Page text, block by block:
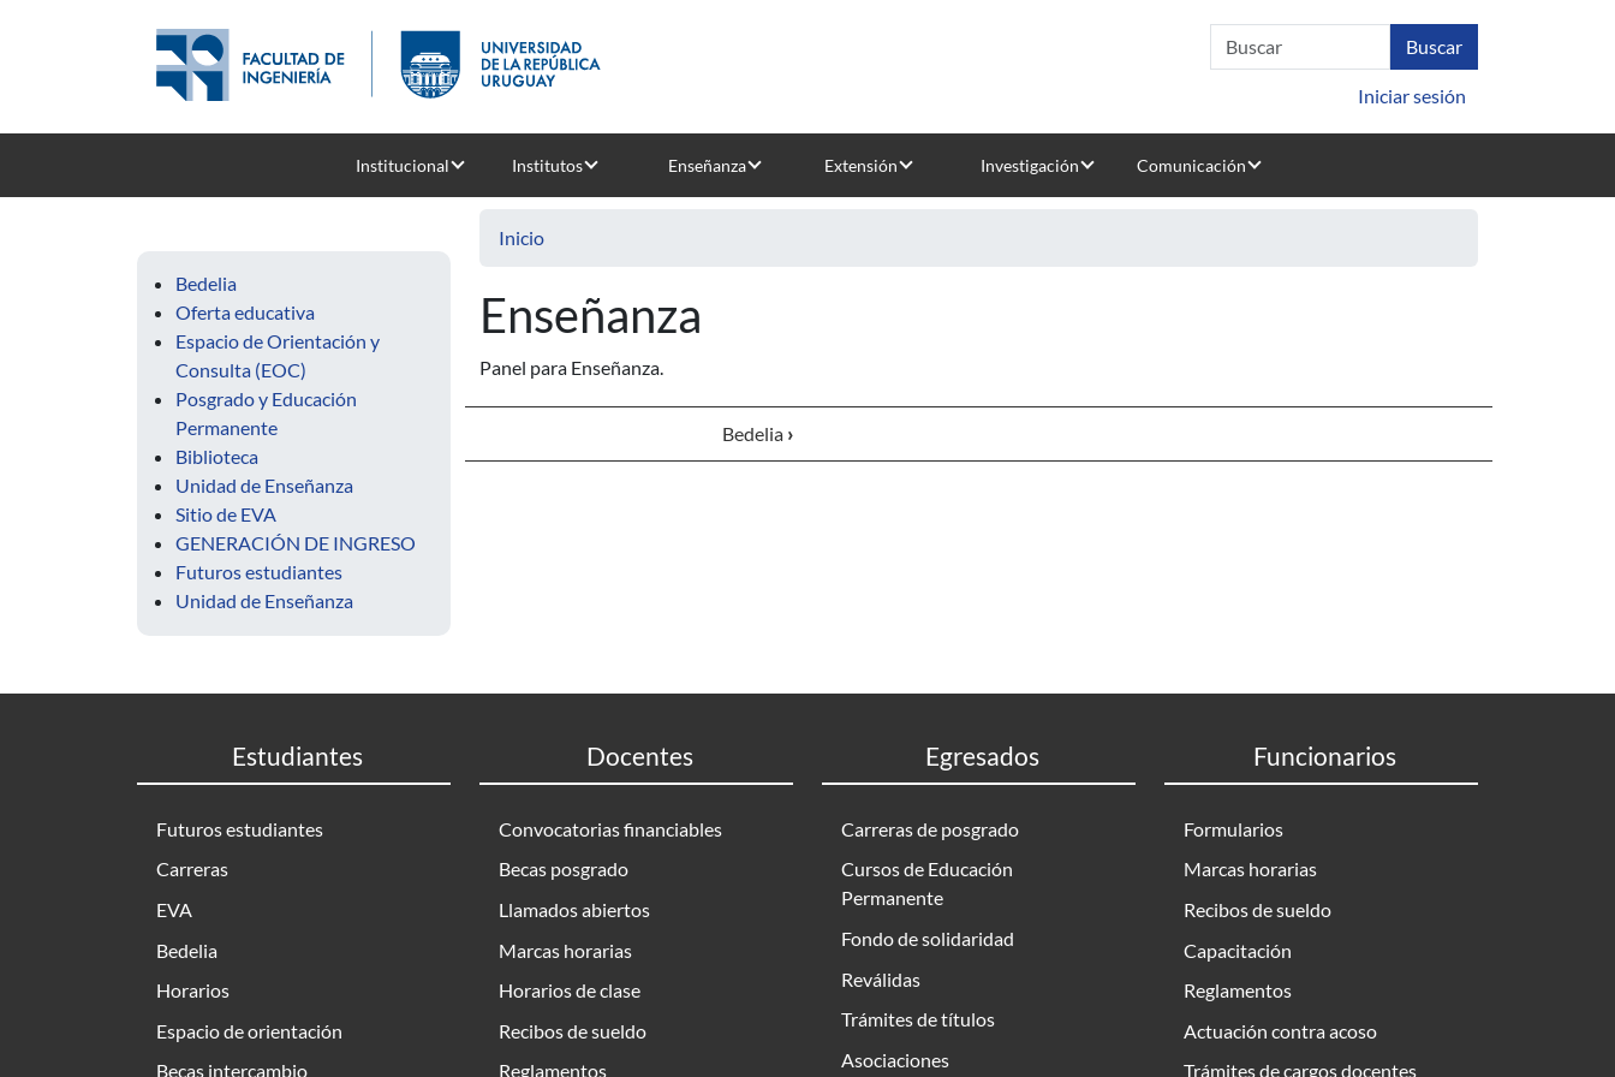
Iniciar sesión
Institucional Institutos Enseñanza Extensión Investigación Comunicación
Bedelia
Oferta educativa
Espacio de Orientación y
Consulta (EOC)
Posgrado y Educación
Permanente
Biblioteca
Unidad de Enseñanza
Sitio de EVA
GENERACIÓN DE INGRESO
Futuros estudiantes
Unidad de Enseñanza
Inicio
Enseñanza
Panel para Enseñanza.
Bedelia ›
Estudiantes
Futuros estudiantes
Carreras
EVA
Bedelia
Horarios
Espacio de orientación
Becas intercambio
Docentes
Convocatorias financiables
Becas posgrado
Llamados abiertos
Marcas horarias
Horarios de clase
Recibos de sueldo
Reglamentos
Egresados
Carreras de posgrado
Cursos de Educación
Permanente
Fondo de solidaridad
Reválidas
Trámites de títulos
Asociaciones
Funcionarios
Formularios
Marcas horarias
Recibos de sueldo
Capacitación
Reglamentos
Actuación contra acoso
Trámites de cargos docentes